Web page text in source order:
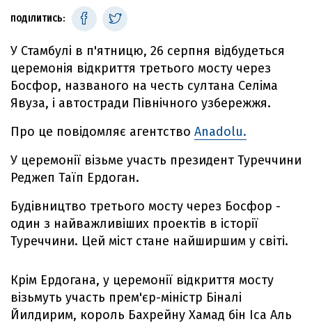
ПОДІЛИТИСЬ:
У Стамбулі в п'ятницю, 26 серпня відбудеться
церемонія відкриття третього мосту через
Босфор, названого на честь султана Селіма
Явуза, і автостради Північного узбережжя.
Про це повідомляє агентство Anadolu.
У церемонії візьме участь президент Туреччини
Реджеп Таїп Ердоган.
Будівництво третього мосту через Босфор -
один з найважливіших проектів в історії
Туреччини. Цей міст стане найширшим у світі.
Крім Ердогана, у церемонії відкриття мосту
візьмуть участь прем'єр-міністр Біналі
Йилдирим, король Бахрейну Хамад бін Іса Аль